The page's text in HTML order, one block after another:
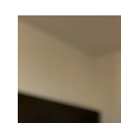
B
k